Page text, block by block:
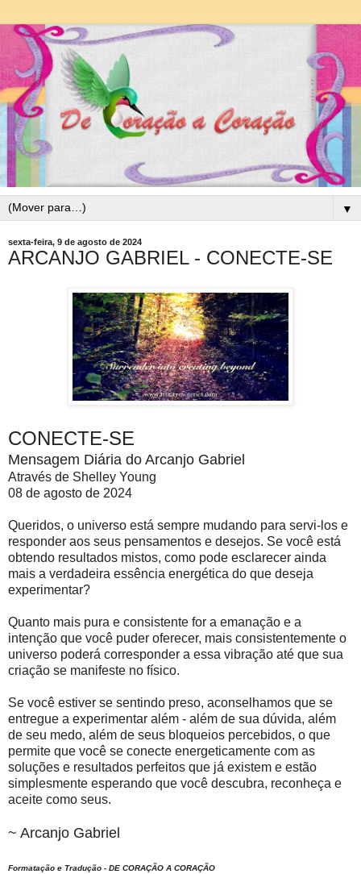
▼
sexta-feira, 9 de agosto de 2024
ARCANJO GABRIEL - CONECTE-SE
CONECTE-SE
Mensagem Diária do Arcanjo Gabriel
Através de Shelley Young
08 de agosto de 2024
Queridos, o universo está sempre mudando para servi-los e
responder aos seus pensamentos e desejos. Se você está
obtendo resultados mistos, como pode esclarecer ainda
mais a verdadeira essência energética do que deseja
experimentar?
Quanto mais pura e consistente for a emanação e a
intenção que você puder oferecer, mais consistentemente o
universo poderá corresponder a essa vibração até que sua
criação se manifeste no físico.
Se você estiver se sentindo preso, aconselhamos que se
entregue a experimentar além - além de sua dúvida, além
de seu medo, além de seus bloqueios percebidos, o que
permite que você se conecte energeticamente com as
soluções e resultados perfeitos que já existem e estão
simplesmente esperando que você descubra, reconheça e
aceite como seus.
~ Arcanjo Gabriel
Formatação e Tradução - DE CORAÇÃO A CORAÇÃO